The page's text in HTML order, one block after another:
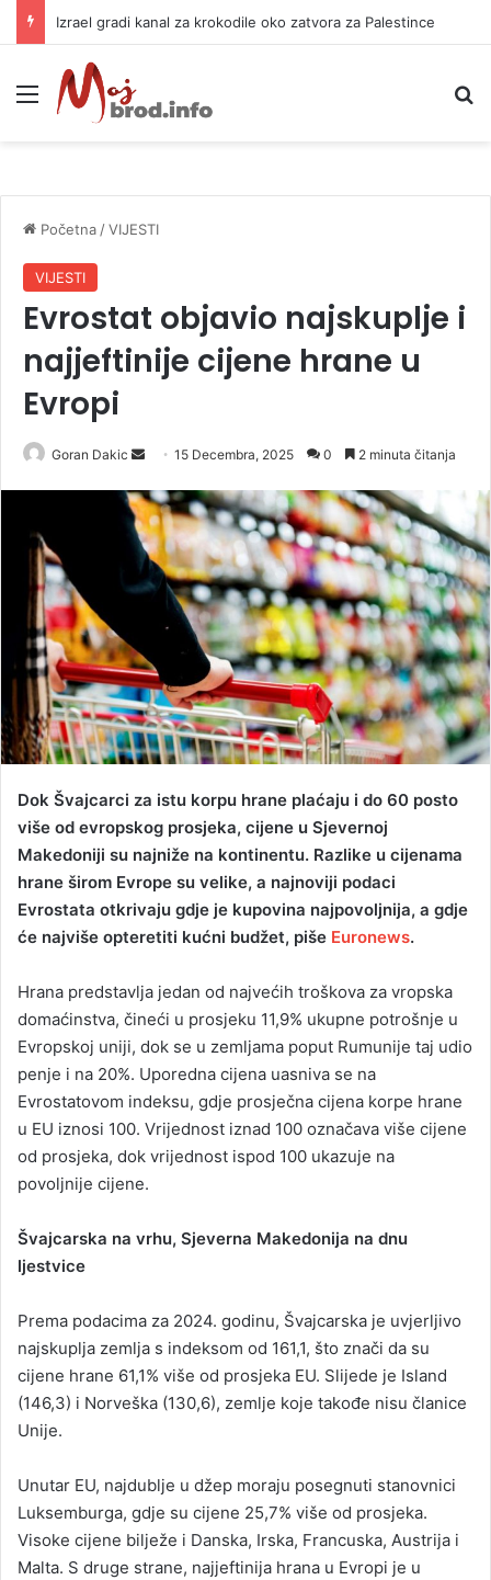
Izrael gradi kanal za krokodile oko zatvora za Palestince
Meni
Početna /VIJESTI
VIJESTI
Evrostat objavio najskuplje i
najjeftinije cijene hrane u
Evropi
Goran Dakic
n
d
a
n
a
i
l
15 Decembra, 2025 0 2 minuta čitanja
Dok Švajcarci za istu korpu hrane plaćaju i do 60 posto
više od evropskog prosjeka, cijene u Sjevernoj
Makedoniji su najniže na kontinentu. Razlike u cijenama
hrane širom Evrope su velike, a najnoviji podaci
Evrostata otkrivaju gdje je kupovina najpovoljnija, a gdje
će najviše opteretiti kućni budžet, piše Euronews.
Hrana predstavlja jedan od najvećih troškova za vropska
domaćinstva, čineći u prosjeku 11,9% ukupne potrošnje u
Evropskoj uniji, dok se u zemljama poput Rumunije taj udio
penje i na 20%. Uporedna cijena uasniva se na
Evrostatovom indeksu, gdje prosječna cijena korpe hrane
u EU iznosi 100. Vrijednost iznad 100 označava više cijene
od prosjeka, dok vrijednost ispod 100 ukazuje na
povoljnije cijene.
Švajcarska na vrhu, Sjeverna Makedonija na dnu
ljestvice
Prema podacima za 2024. godinu, Švajcarska je uvjerljivo
najskuplja zemlja s indeksom od 161,1, što znači da su
cijene hrane 61,1% više od prosjeka EU. Slijede je Island
(146,3) i Norveška (130,6), zemlje koje takođe nisu članice
Unije.
Unutar EU, najdublje u džep moraju posegnuti stanovnici
Luksemburga, gdje su cijene 25,7% više od prosjeka.
Visoke cijene bilježe i Danska, Irska, Francuska, Austrija i
Malta. S druge strane, najjeftinija hrana u Evropi je u